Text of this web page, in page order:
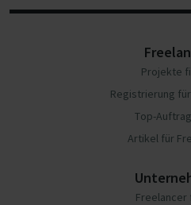
Projekte
Registrierung
Top-
Artikel für
Freelancer